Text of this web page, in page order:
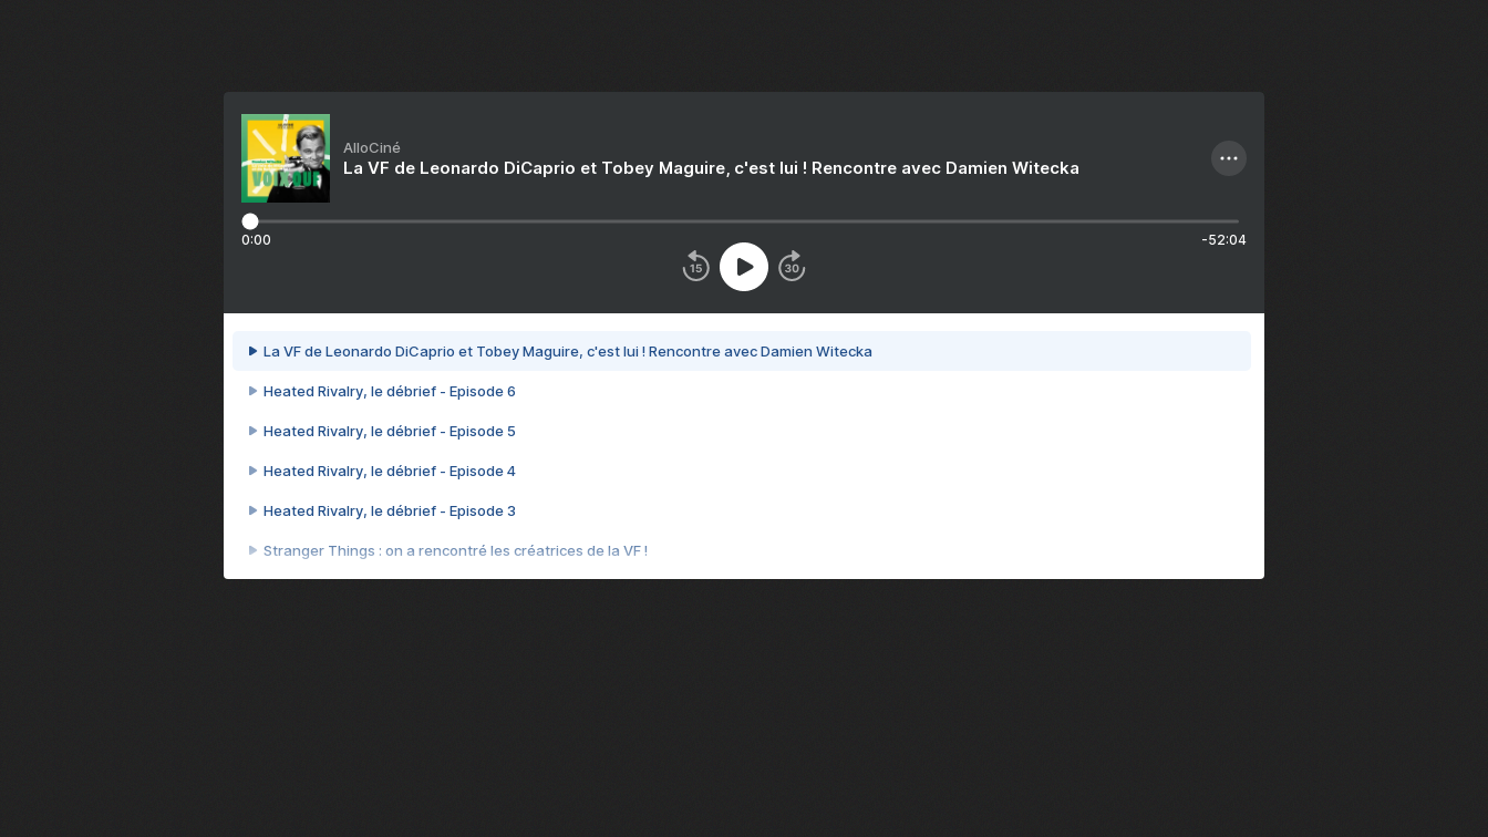
AlloCiné
La VF de Leonardo DiCaprio et Tobey Maguire, c'est lui ! Rencontre avec Damien Witecka
0:00 -52:04
La VF de Leonardo DiCaprio et Tobey Maguire, c'est lui ! Rencontre avec Damien Witecka
Heated Rivalry, le débrief - Episode 6
Heated Rivalry, le débrief - Episode 5
Heated Rivalry, le débrief - Episode 4
Heated Rivalry, le débrief - Episode 3
Stranger Things : on a rencontré les créatrices de la VF !